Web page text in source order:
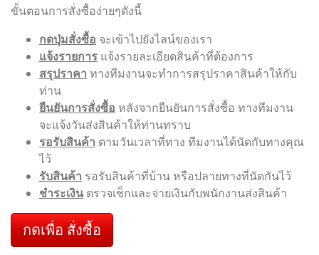
ขั้นตอนการสั่งซื้อง่ายๆดังนี้
กดปุ่มสั่งซื้อ จะเข้าไปยังไลน์ของเรา
แจ้งรายการ แจ้งรายละเอียดสินค้าที่ต้องการ
สรุปราคา ทางทีมงานจะทำการสรุปราคาสินค้าให้กับ
ท่าน
ยืนยันการสั่งซื้อ หลังจากยืนยันการสั่งซื้อ ทางทีมงาน
จะแจ้งวันส่งสินค้าให้ท่านทราบ
รอรับสินค้า ตามวันเวลาที่ทาง ทีมงานได้นัดกับทางคุณ
ไว้
รับสินค้า รอรับสินค้าที่บ้าน หรือปลายทางที่นัดกันไว้
ชำระเงิน ตรวจเช็กและจ่ายเงินกับพนักงานส่งสินค้า
กดเพื่อ สั่งซื้อ